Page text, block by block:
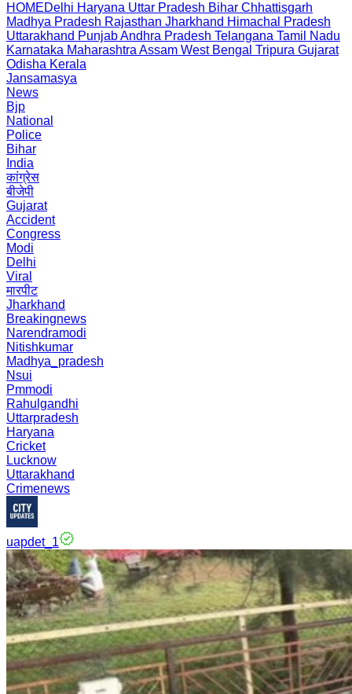
HOMEDelhi Haryana Uttar Pradesh Bihar Chhattisgarh
Madhya Pradesh Rajasthan Jharkhand Himachal Pradesh
Uttarakhand PunjabAndhra Pradesh Telangana Tamil Nadu
Karnataka Maharashtra Assam West Bengal Tripura Gujarat
Odisha Kerala
Jansamasya
News
Bjp
National
Police
Bihar
India
कांग्रेस
बीजेपी
Gujarat
Accident
Congress
Modi
Delhi
Viral
मारपीट
Jharkhand
Breakingnews
Narendramodi
Nitishkumar
Madhya_pradesh
Nsui
Pmmodi
Rahulgandhi
Uttarpradesh
Haryana
Cricket
Lucknow
Uttarakhand
Crimenews
uapdet_1